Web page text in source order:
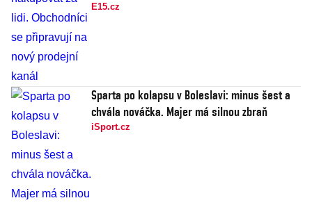
E15.cz
Sparta po kolapsu v Boleslavi: minus šest a
chvála nováčka. Majer má silnou zbraň
iSport.cz